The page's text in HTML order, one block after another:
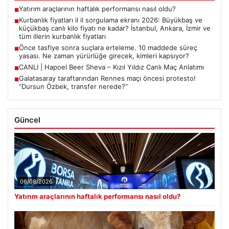
■Yatırım araçlarının haftalık performansı nasıl oldu?
■Kurbanlık fiyatları il il sorgulama ekranı 2026: Büyükbaş ve
küçükbaş canlı kilo fiyatı ne kadar? İstanbul, Ankara, İzmir ve
tüm illerin kurbanlık fiyatları
■Önce tasfiye sonra suçlara erteleme. 10 maddede süreç
yasası. Ne zaman yürürlüğe girecek, kimleri kapsıyor?
■CANLI | Hapoel Beer Sheva – Kızıl Yıldız Canlı Maç Anlatımı
■Galatasaray taraftarından Rennes maçı öncesi protesto!
“Dursun Özbek, transfer nerede?”
Güncel
06/08/2026
Yatırım araçlarının haftalık performansı nasıl oldu?